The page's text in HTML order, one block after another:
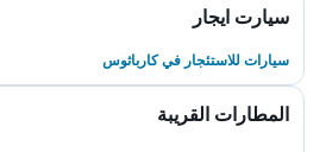
سيارت ايجار
سيارات للاستئجار في كارباثوس
المطارات القريبة